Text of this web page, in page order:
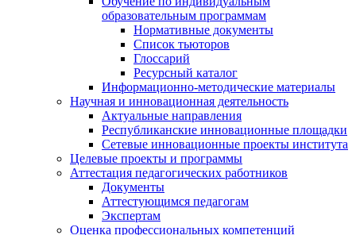
образовательным программам
Нормативные документы
Список тьюторов
Глоссарий
Ресурсный каталог
Информационно-методические материалы
Научная и инновационная деятельность
Актуальные направления
Республиканские инновационные площадки
Сетевые инновационные проекты института
Целевые проекты и программы
Аттестация педагогических работников
Документы
Аттестующимся педагогам
Экспертам
Оценка профессиональных компетенций